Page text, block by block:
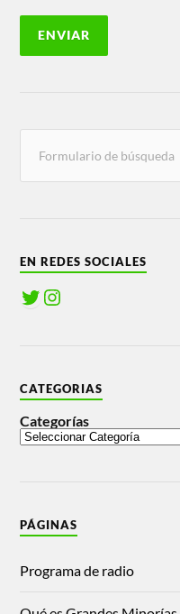
EN REDES SOCIALES
CATEGORIAS
Categorías
PÁGINAS
Programa de radio